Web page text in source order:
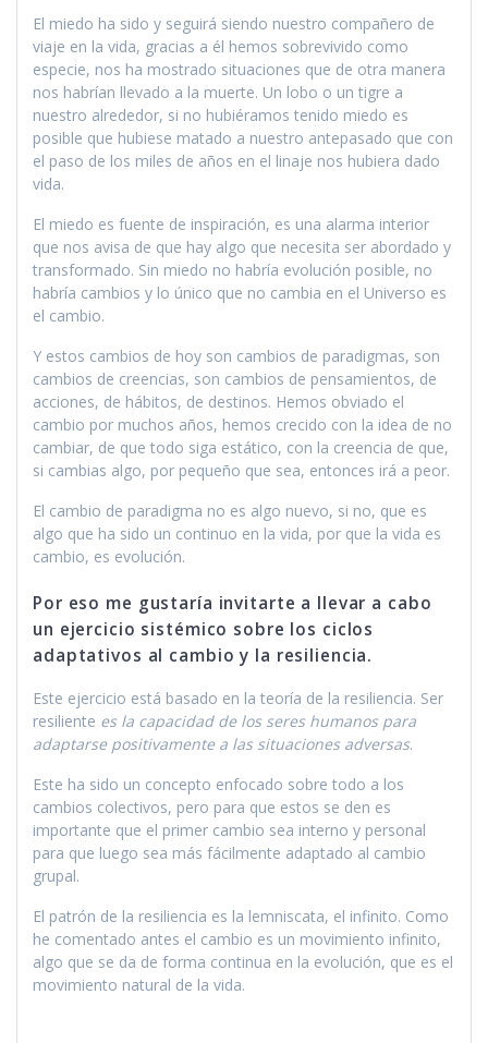
El miedo ha sido y seguirá siendo nuestro compañero de
viaje en la vida, gracias a él hemos sobrevivido como
especie, nos ha mostrado situaciones que de otra manera
nos habrían llevado a la muerte. Un lobo o un tigre a
nuestro alrededor, si no hubiéramos tenido miedo es
posible que hubiese matado a nuestro antepasado que con
el paso de los miles de años en el linaje nos hubiera dado
vida.
El miedo es fuente de inspiración, es una alarma interior
que nos avisa de que hay algo que necesita ser abordado y
transformado. Sin miedo no habría evolución posible, no
habría cambios y lo único que no cambia en el Universo es
el cambio.
Y estos cambios de hoy son cambios de paradigmas, son
cambios de creencias, son cambios de pensamientos, de
acciones, de hábitos, de destinos. Hemos obviado el
cambio por muchos años, hemos crecido con la idea de no
cambiar, de que todo siga estático, con la creencia de que,
si cambias algo, por pequeño que sea, entonces irá a peor.
El cambio de paradigma no es algo nuevo, si no, que es
algo que ha sido un continuo en la vida, por que la vida es
cambio, es evolución.
Por eso me gustaría invitarte a llevar a cabo
un ejercicio sistémico sobre los ciclos
adaptativos al cambio y la resiliencia.
Este ejercicio está basado en la teoría de la resiliencia. Ser
resiliente es la capacidad de los seres humanos para
adaptarse positivamente a las situaciones adversas.
Este ha sido un concepto enfocado sobre todo a los
cambios colectivos, pero para que estos se den es
importante que el primer cambio sea interno y personal
para que luego sea más fácilmente adaptado al cambio
grupal.
El patrón de la resiliencia es la lemniscata, el infinito. Como
he comentado antes el cambio es un movimiento infinito,
algo que se da de forma continua en la evolución, que es el
movimiento natural de la vida.